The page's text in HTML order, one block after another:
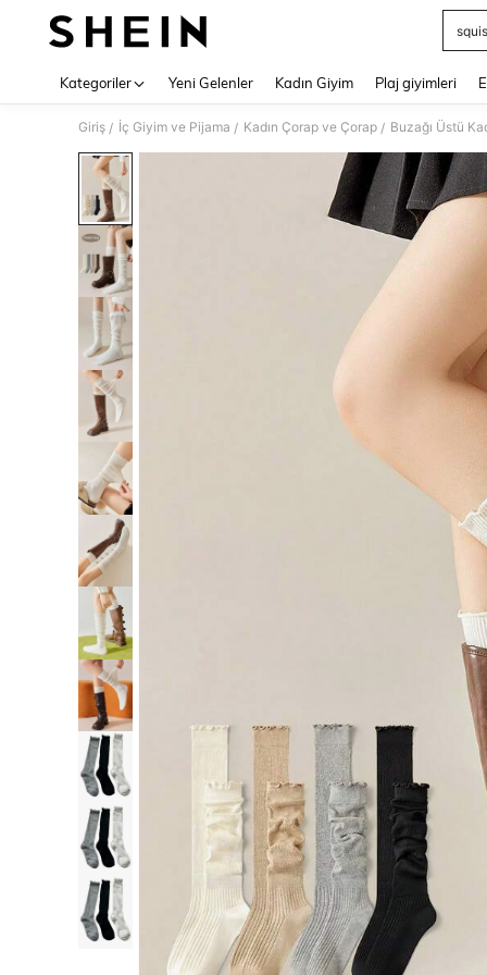
Kategoriler Yeni Gelenler Kadın Giyim Plaj giyimleri
Giriş / İç Giyim ve Pijama / Kadın Çorap ve Çorap / Buzağı Üstü